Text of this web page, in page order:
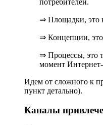
⇒ Площадки, это
⇒ Концепции, это
⇒ Процессы, это
момент
Идем от сложного к
пункт детально).
Каналы